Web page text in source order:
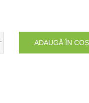
ADAUGĂ ÎN COȘ